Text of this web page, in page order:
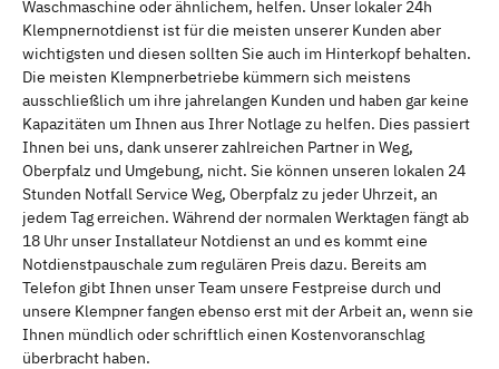
Waschmaschine oder ähnlichem, helfen. Unser lokaler 24h
Klempnernotdienst ist für die meisten unserer Kunden aber
wichtigsten und diesen sollten Sie auch im Hinterkopf behalten.
Die meisten Klempnerbetriebe kümmern sich meistens
ausschließlich um ihre jahrelangen Kunden und haben gar keine
Kapazitäten um Ihnen aus Ihrer Notlage zu helfen. Dies passiert
Ihnen bei uns, dank unserer zahlreichen Partner in Weg,
Oberpfalz und Umgebung, nicht. Sie können unseren lokalen 24
Stunden Notfall Service Weg, Oberpfalz zu jeder Uhrzeit, an
jedem Tag erreichen. Während der normalen Werktagen fängt ab
18 Uhr unser Installateur Notdienst an und es kommt eine
Notdienstpauschale zum regulären Preis dazu. Bereits am
Telefon gibt Ihnen unser Team unsere Festpreise durch und
unsere Klempner fangen ebenso erst mit der Arbeit an, wenn sie
Ihnen mündlich oder schriftlich einen Kostenvoranschlag
überbracht haben.